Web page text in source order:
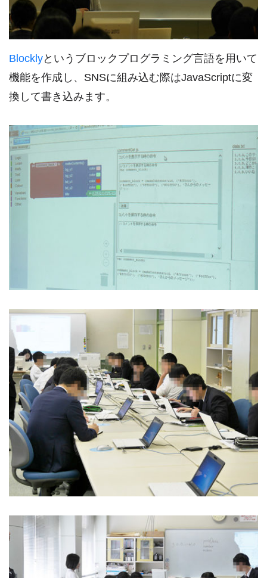
Blocklyというブロックプログラミング言語を用いて
機能を作成し、SNSに組み込む際はJavaScriptに変
換して書き込みます。